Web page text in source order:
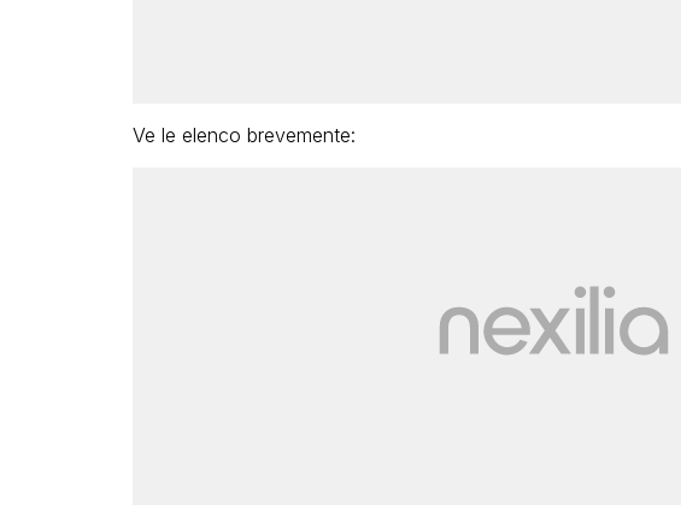
Ve le elenco brevemente: